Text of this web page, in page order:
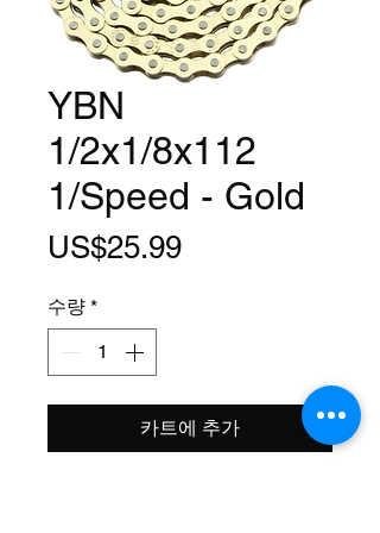
YBN
1/2x1/8x112
1/Speed - Gold
US$25.99가
수량 *
카트에 추가